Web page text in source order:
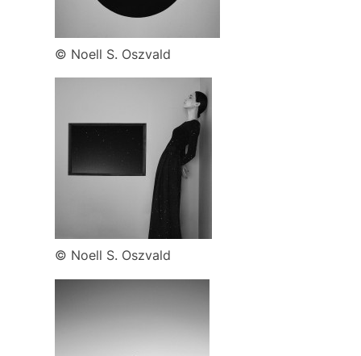
© Noell S. Oszvald
© Noell S. Oszvald